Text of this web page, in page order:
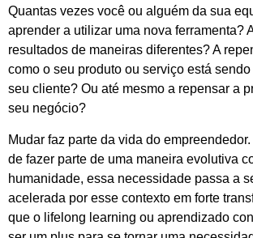
Quantas vezes você ou alguém da sua
aprender a utilizar uma nova ferramenta?
resultados de maneiras diferentes? A
como o seu produto ou serviço está
seu cliente? Ou até mesmo a repensar a
seu negócio?
Mudar faz parte da vida do
de fazer parte de uma maneira evolutiva
humanidade, essa necessidade passa a
acelerada por esse contexto em forte
que o lifelong learning ou aprendizado